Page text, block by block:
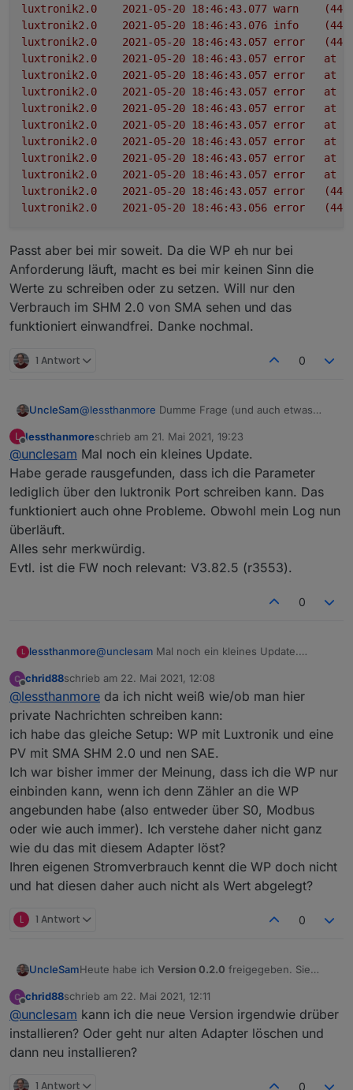
luxtronik2.0
warn
luxtronik2.0
info
luxtronik2.0
error
luxtronik2.0
error at
luxtronik2.0
error at
luxtronik2.0
error at
luxtronik2.0
error at
luxtronik2.0
error at
luxtronik2.0
error at
luxtronik2.0
error at
luxtronik2.0
error at
luxtronik2.0
error
luxtronik2.0
error
Passt aber bei mir soweit. Da die WP eh nur bei
Anforderung läuft, macht es bei mir keinen Sinn die
Werte zu schreiben oder zu setzen. Will nur den
Verbrauch im SHM 2.0 von SMA sehen und das
funktioniert einwandfrei. Danke nochmal.
1 Antwort 0
UncleSam@lessthanmore Dumme Frage (und auch etwas
gestartet? Eventuell hängt bei dir die Applikation,
die Port 8889 bedienen sollte. Und wenn das auch
nicht hilft: dann halt wirklich den Port ausschalten.
Sollte ja dann zumindest der WebSocket Teil
einwandfrei gehen. Einige Einstellungen wirst du
halt nicht machen können.
L
Offline
lessthanmoreschrieb am 21. Mai 2021, 19:23
zuletzt editiert von
@unclesam Mal noch ein kleines Update.
Habe gerade rausgefunden, dass ich die Parameter
lediglich über den luktronik Port schreiben kann. Das
funktioniert auch ohne Probleme. Obwohl mein Log nun
überläuft.
Alles sehr merkwürdig.
Evtl. ist die FW noch relevant: V3.82.5 (r3553).
0
L lessthanmore@unclesam Mal noch ein kleines Update.
Parameter lediglich über den luktronik Port
schreiben kann. Das funktioniert auch ohne
Probleme. Obwohl mein Log nun überläuft.
Alles sehr merkwürdig.
Evtl. ist die FW noch relevant: V3.82.5 (r3553).
Offline
chrid88schrieb am 22. Mai 2021, 12:08
zuletzt editiert von
@lessthanmore da ich nicht weiß wie/ob man hier
private Nachrichten schreiben kann:
ich habe das gleiche Setup: WP mit Luxtronik und eine
PV mit SMA SHM 2.0 und nen SAE.
Ich war bisher immer der Meinung, dass ich die WP nur
einbinden kann, wenn ich denn Zähler an die WP
angebunden habe (also entweder über S0, Modbus
oder wie auch immer). Ich verstehe daher nicht ganz
wie du das mit diesem Adapter löst?
Ihren eigenen Stromverbrauch kennt die WP doch nicht
und hat diesen daher auch nicht als Wert abgelegt?
L 1 Antwort 0
UncleSamHeute habe ich Version 0.2.0 freigegeben. Sie
hoffentlich nicht allzu viele neue hinzufügen ;-) .
Hier das Changelog der aktuellen Version:
Breaking Change:Fehlerspeicher and
Abschaltungen are now each a single state
with a JSON object as a value.
Offline
chrid88schrieb am 22. Mai 2021, 12:11
zuletzt editiert von
@unclesam kann ich die neue Version irgendwie drüber
installieren? Oder geht nur alten Adapter löschen und
dann neu installieren?
1 Antwort 0